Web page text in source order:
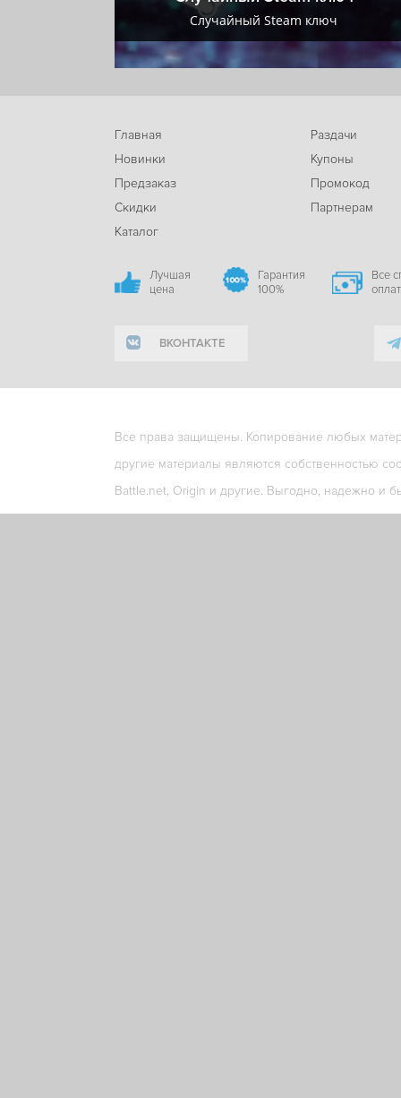
Случайный Steam ключ
Главная
Новинки
Предзаказ
Скидки
Каталог
Раздачи
Купоны
Промокод
Партнерам
Лучшая
цена
Гарантия
100%
Все
ВКОНТАКТЕ
Все права защищены. Копирование любых
другие материалы являются собственностью
Battle.net, Origin и другие. Выгодно, надежно и